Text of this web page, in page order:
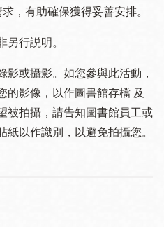
，有助確保獲得妥善安排。
另行説明。
影或攝影。如您參與此活動，
的影像，以作圖書館存檔 及
被拍攝，請告知圖書館員工或
以作識別，以避免拍攝您。